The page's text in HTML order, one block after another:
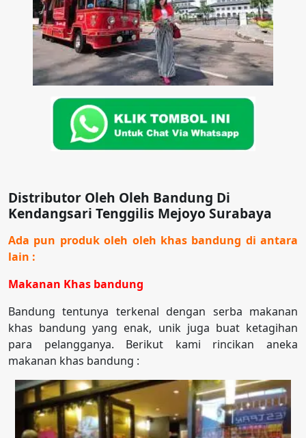
Distributor Oleh Oleh Bandung Di
Kendangsari Tenggilis Mejoyo Surabaya
Ada pun produk oleh oleh khas bandung di antara
lain :
Makanan Khas bandung
Bandung tentunya terkenal dengan serba makanan
khas bandung yang enak, unik juga buat ketagihan
para pelangganya. Berikut kami rincikan aneka
makanan khas bandung :